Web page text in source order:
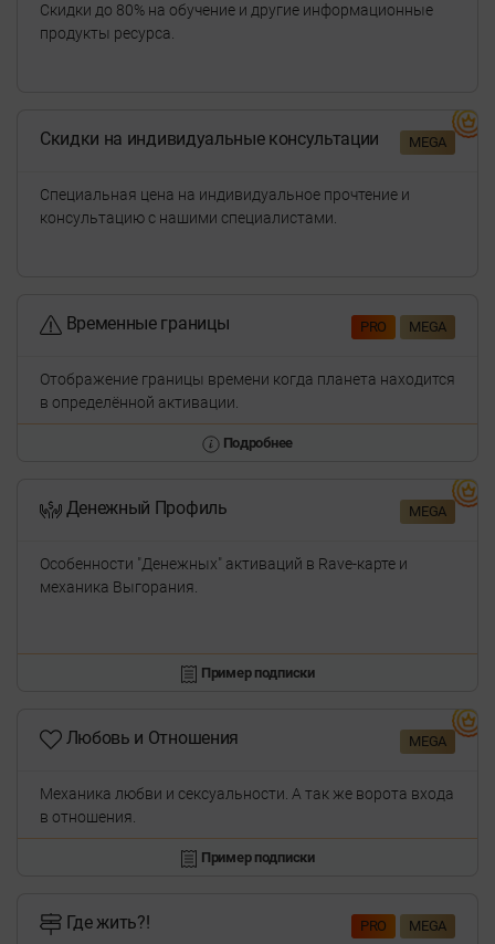
Скидки до 80% на обучение и другие информационные
продукты ресурса.
MEGA
Скидки на индивидуальные консультации
Специальная цена на индивидуальное прочтение и
консультацию с нашими специалистами.
PRO MEGA
Временные границы
Отображение границы времени когда планета находится
в определённой активации.
Подробнее
MEGA
Денежный Профиль
Особенности "Денежных" активаций в Rave-карте и
механика Выгорания.
Пример подписки
MEGA
Любовь и Отношения
Механика любви и сексуальности. А так же ворота входа
в отношения.
Пример подписки
PRO MEGA
Где жить?!